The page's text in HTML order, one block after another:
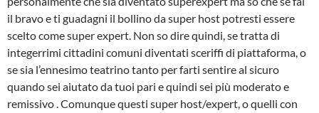
il bravo e ti guadagni il bollino da super host potresti essere
scelto come super expert. Non so dire quindi, se tratta di
integerrimi cittadini comuni diventati sceriffi di piattaforma, o
se sia l’ennesimo teatrino tanto per farti sentire al sicuro
quando sei aiutato da tuoi pari e quindi sei più moderato e
remissivo . Comunque questi super host/expert, o quelli con